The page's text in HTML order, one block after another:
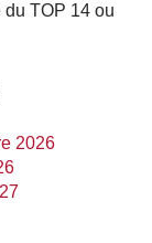
du TOP 14 ou
2026